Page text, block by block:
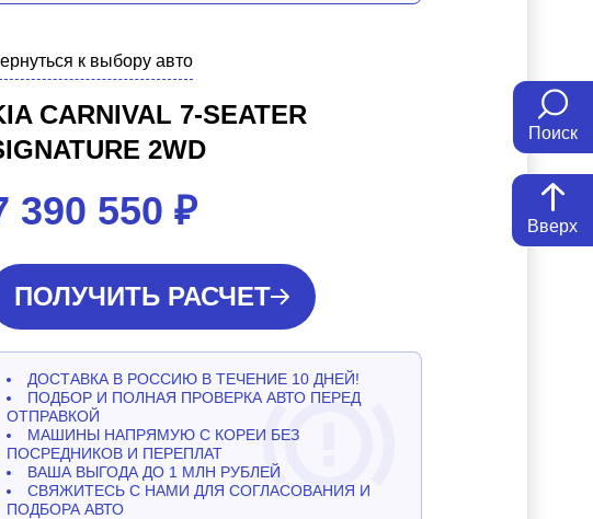
Поиск
Вверх
к выбору авто
CARNIVAL 7-SEATER
2WD
390 550 ₽
ПОЛУЧИТЬ РАСЧЕТ
ДОСТАВКА В РОССИЮ В ТЕЧЕНИЕ 10 ДНЕЙ!
ПОДБОР И ПОЛНАЯ ПРОВЕРКА АВТО ПЕРЕД
ОТПРАВКОЙ
МАШИНЫ НАПРЯМУЮ С КОРЕИ БЕЗ
ПОСРЕДНИКОВ И ПЕРЕПЛАТ
ВАША ВЫГОДА ДО 1 МЛН РУБЛЕЙ
СВЯЖИТЕСЬ С НАМИ ДЛЯ СОГЛАСОВАНИЯ И
ПОДБОРА АВТО